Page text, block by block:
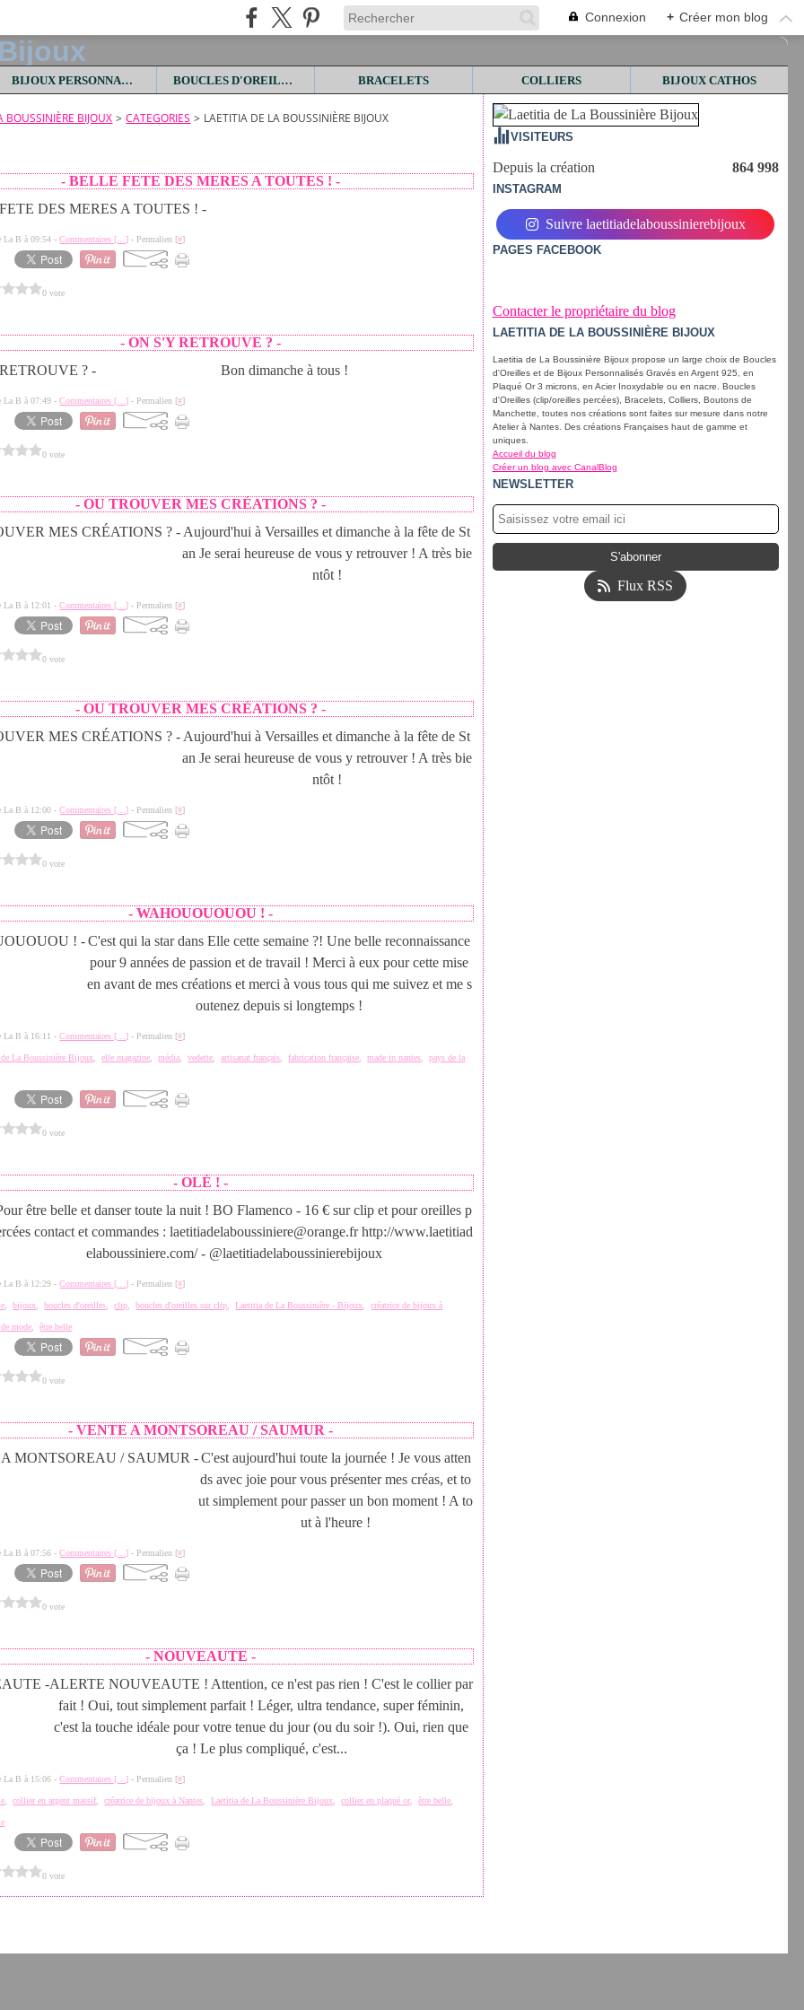
Connexion + Créer mon blog
BIJOUX PERSONNALISES BOUCLES D'OREILLES BRACELETS COLLIERS BIJOUX CATHOS
BOUSSINIÈRE BIJOUX > CATEGORIES > LAETITIA DE LA BOUSSINIÈRE BIJOUX
- BELLE FETE DES MERES A TOUTES ! -
La B à 09:54 -Commentaires [ …] - Permalien [#]
0 vote
- ON S'Y RETROUVE ? -
Bon dimanche à tous !
La B à 07:49 -Commentaires [ …] - Permalien [#]
0 vote
- OU TROUVER MES CRÉATIONS ? -
Aujourd'hui à Versailles et dimanche à la fête de St
an Je serai heureuse de vous y retrouver ! A très bie
ntôt !
La B à 12:01 -Commentaires [ …] - Permalien [#]
0 vote
- OU TROUVER MES CRÉATIONS ? -
Aujourd'hui à Versailles et dimanche à la fête de St
an Je serai heureuse de vous y retrouver ! A très bie
ntôt !
La B à 12:00 -Commentaires [ …] - Permalien [#]
0 vote
- WAHOUOUOUOU ! -
C'est qui la star dans Elle cette semaine ?! Une belle reconnaissance
pour 9 années de passion et de travail ! Merci à eux pour cette mise
en avant de mes créations et merci à vous tous qui me suivez et me s
outenez depuis si longtemps !
La B à 16:11 -Commentaires [ …] - Permalien [#]
La Boussinière Bijoux ,elle magazine ,média ,vedette ,artisanat français ,fabrication française ,made in nantes ,pays de la
0 vote
- OLÉ ! -
être belle et danser toute la nuit ! BO Flamenco - 16 € sur clip et pour oreilles p
contact et commandes : laetitiadelaboussiniere@orange.fr http://www.laetitiad
elaboussiniere.com/ - @laetitiadelaboussinierebijoux
La B à 12:29 -Commentaires [ …] - Permalien [#]
,bijoux ,boucles d'oreilles ,clip ,boucles d'oreilles sur clip ,Laetitia de La Boussinière - Bijoux ,créatrice de bijoux à
de mode ,être belle
0 vote
- VENTE A MONTSOREAU / SAUMUR -
C'est aujourd'hui toute la journée ! Je vous atten
ds avec joie pour vous présenter mes créas, et to
ut simplement pour passer un bon moment ! A to
ut à l'heure !
La B à 07:56 -Commentaires [ …] - Permalien [#]
0 vote
- NOUVEAUTE -
ALERTE NOUVEAUTE ! Attention, ce n'est pas rien ! C'est le collier par
fait ! Oui, tout simplement parfait ! Léger, ultra tendance, super féminin,
c'est la touche idéale pour votre tenue du jour (ou du soir !). Oui, rien que
ça ! Le plus compliqué, c'est...
La B à 15:06 -Commentaires [ …] - Permalien [#]
,collier en argent massif,créatrice de bijoux à Nantes ,Laetitia de La Boussinière Bijoux ,collier en plaqué or,être belle
0 vote
VISITEURS
Depuis la création 864 998
INSTAGRAM
Suivre laetitiadelaboussinierebijoux
PAGES FACEBOOK
Contacter le propriétaire du blog
LAETITIA DE LA BOUSSINIÈRE BIJOUX
Laetitia de La Boussinière Bijoux propose un large choix de Boucles
d'Oreilles et de Bijoux Personnalisés Gravés en Argent 925, en
Plaqué Or 3 microns, en Acier Inoxydable ou en nacre. Boucles
d'Oreilles (clip/oreilles percées), Bracelets, Colliers, Boutons de
Manchette, toutes nos créations sont faites sur mesure dans notre
Atelier à Nantes. Des créations Françaises haut de gamme et
uniques.
Accueil du blog
Créer un blog avec CanalBlog
NEWSLETTER
Flux RSS